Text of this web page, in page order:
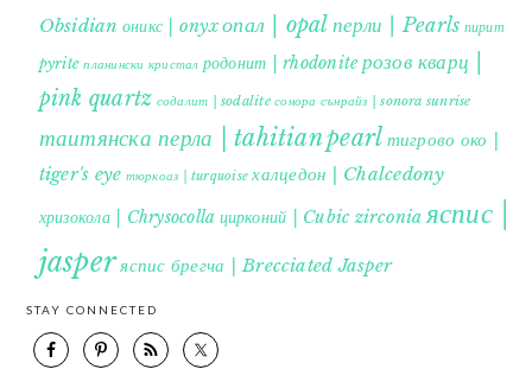
Obsidian оникс | onyxопал | opal перли | Pearls пирит |
pyrite планински кристал родонит | rhodonite розов кварц |
pink quartz содалит | sodalite сонора сънрайз | sonora sunrise
таитянска перла | tahitian pearl тигрово око |
tiger's eye тюркоаз | turquoise халцедон | Chalcedony
хризокола | Chrysocolla цирконий | Cubic zirconia яспис |
jasperяспис брегча | Brecciated Jasper
STAY CONNECTED